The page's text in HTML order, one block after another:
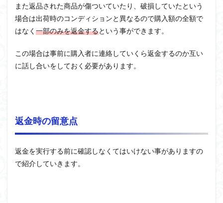
また返品された商品が傷ついていたり、破損していたという
場合は出荷時のコンディションと異なるので購入額の全額で
はなく 一部のみを返金するという事ができます。
この場合は事前に購入者に連絡していくら返金するのか互い
に話し合いをしておく必要があります。
返金時の留意点
返金を実行する前に確認しなくてはいけない事がありますの
で紹介していきます。